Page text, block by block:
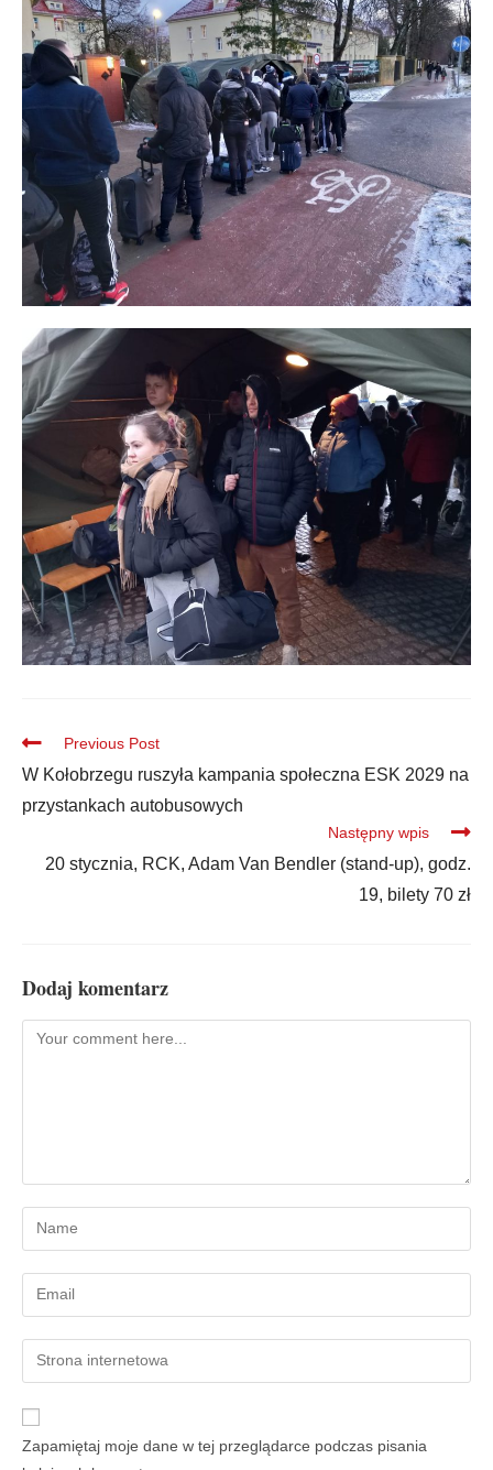
Previous Post
W Kołobrzegu ruszyła kampania społeczna ESK 2029 na
przystankach autobusowych
Następny wpis
20 stycznia, RCK, Adam Van Bendler (stand-up), godz.
19, bilety 70 zł
Dodaj komentarz
Zapamiętaj moje dane w tej przeglądarce podczas pisania